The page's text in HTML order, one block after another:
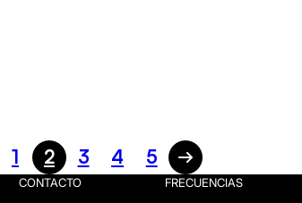
1 2 3 4 5
CONTACTO FRECUENCIAS